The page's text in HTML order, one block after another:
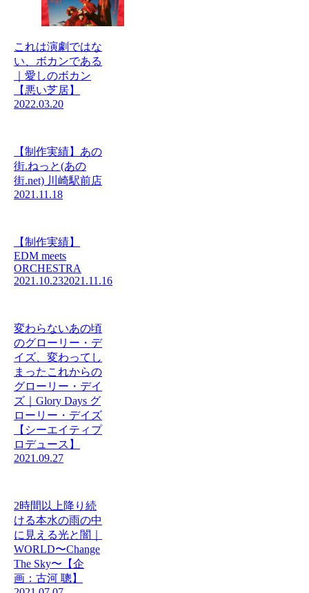
これは演劇ではな
い、ボカンである
｜愛しのボカン
【悪い芝居】
2022.03.20
【制作実績】あの
街.ねっと(あの
街.net) 川崎駅前店
2021.11.18
【制作実績】
EDM meets
ORCHESTRA
2021.10.232021.11.16
変わらないあの頃
のグローリー・デ
イズ、変わってし
まったこれからの
グローリー・デイ
ズ｜Glory Days グ
ローリー・デイズ
【シーエイティプ
ロデュース】
2021.09.27
2時間以上降り続
ける本水の雨の中
に見える光と闇｜
WORLD〜Change
The Sky〜【企
画：古河 聰】